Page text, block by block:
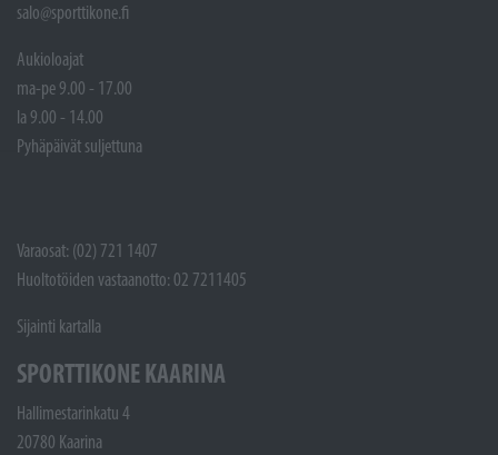
salo@sporttikone.fi
Aukioloajat
ma-pe 9.00 - 17.00
la 9.00 - 14.00
Pyhäpäivät suljettuna
Varaosat: (02) 721 1407
Huoltotöiden vastaanotto: 02 7211405
Sijainti kartalla
SPORTTIKONE KAARINA
Hallimestarinkatu 4
20780 Kaarina